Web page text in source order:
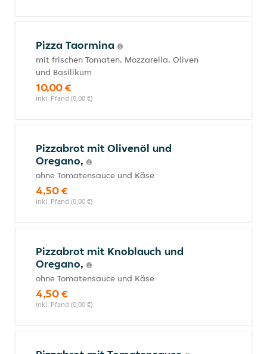
Pizza Taormina
mit frischen Tomaten, Mozzarella, Oliven
und Basilikum
10,00 €
inkl. Pfand (0,00 €)
Pizzabrot mit Olivenöl und
Oregano,
ohne Tomatensauce und Käse
4,50 €
inkl. Pfand (0,00 €)
Pizzabrot mit Knoblauch und
Oregano,
ohne Tomatensauce und Käse
4,50 €
inkl. Pfand (0,00 €)